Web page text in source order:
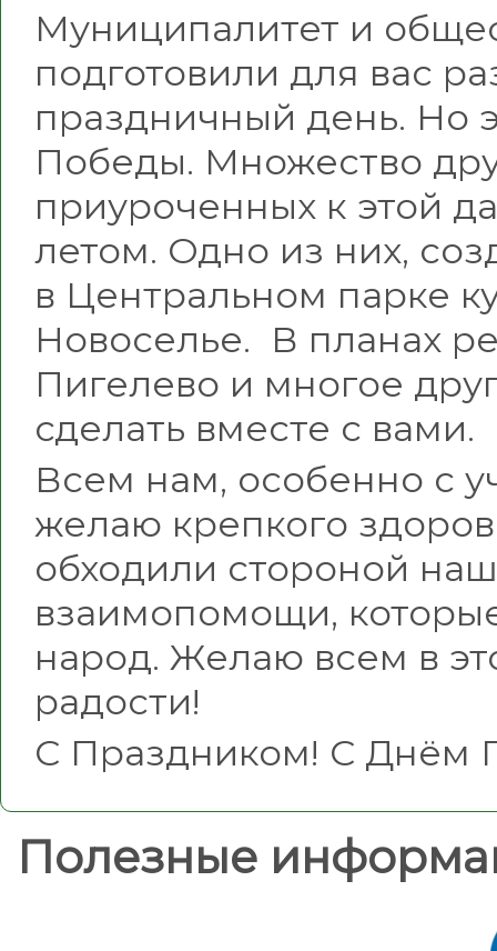
Муниципалитет и
подготовили для вас
праздничный день. Но
Победы. Множество
приуроченных к этой
летом. Одно из них,
в Центральном парке
Новоселье. В планах
Пигелево и многое
сделать вместе с вами.
Всем нам, особенно с
желаю крепкого
обходили стороной
взаимопомощи,
народ. Желаю всем в
радости!
С Праздником! С Днём
Полезные